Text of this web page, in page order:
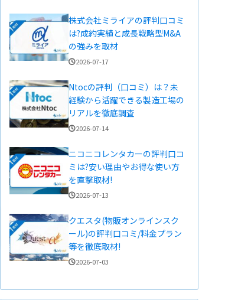
株式会社ミライアの評判口コミ
は?成約実績と成長戦略型M&A
の強みを取材
2026-07-17
Ntocの評判（口コミ）は？未
経験から活躍できる製造工場の
リアルを徹底調査
2026-07-14
ニコニコレンタカーの評判口コ
ミは?安い理由やお得な使い方
を直撃取材!
2026-07-13
クエスタ(物販オンラインスク
ール)の評判口コミ/料金プラン
等を徹底取材!
2026-07-03